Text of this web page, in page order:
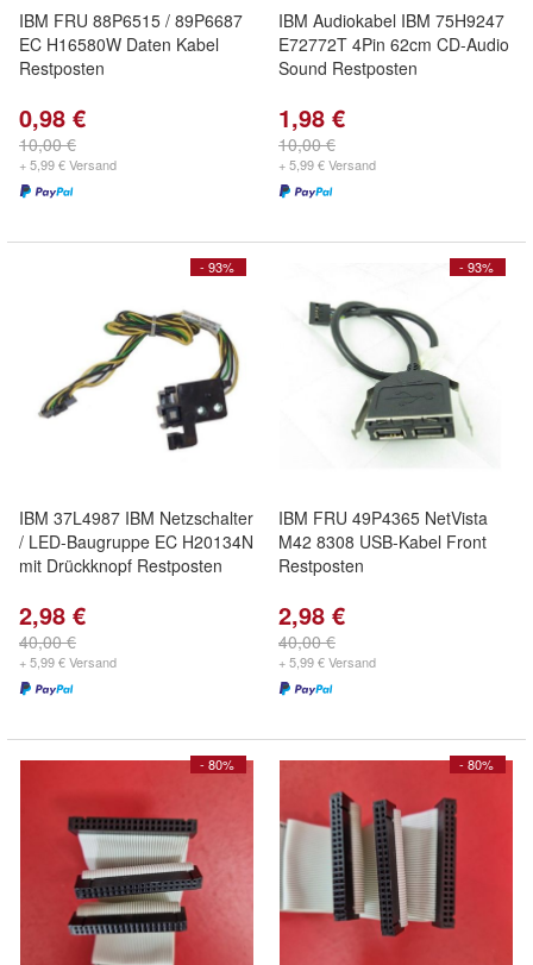
IBM FRU 88P6515 / 89P6687
EC H16580W Daten Kabel
Restposten
0,98 €
10,00 €
+ 5,99 € Versand
IBM Audiokabel IBM 75H9247
E72772T 4Pin 62cm CD-Audio
Sound Restposten
1,98 €
10,00 €
+ 5,99 € Versand
- 93%
IBM 37L4987 IBM Netzschalter
/ LED-Baugruppe EC H20134N
mit Drückknopf Restposten
2,98 €
40,00 €
+ 5,99 € Versand
- 93%
IBM FRU 49P4365 NetVista
M42 8308 USB-Kabel Front
Restposten
2,98 €
40,00 €
+ 5,99 € Versand
- 80% - 80%